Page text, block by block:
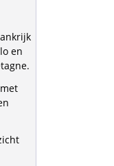
en